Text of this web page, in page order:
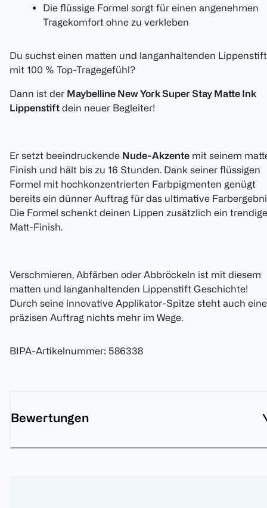
Die flüssige Formel sorgt für einen angenehmen
Tragekomfort ohne zu verkleben
Du suchst einen matten und langanhaltenden Lippenstift
mit 100 % Top-Tragegefühl?
Dann ist der Maybelline New York Super Stay Matte Ink
Lippenstift dein neuer Begleiter!
Er setzt beeindruckende Nude-Akzente mit seinem
Finish und hält bis zu 16 Stunden. Dank seiner flüssigen
Formel mit hochkonzentrierten Farbpigmenten genügt
bereits ein dünner Auftrag für das ultimative
Die Formel schenkt deinen Lippen zusätzlich ein
Matt-Finish.
Verschmieren, Abfärben oder Abbröckeln ist mit diesem
matten und langanhaltenden Lippenstift Geschichte!
Durch seine innovative Applikator-Spitze steht auch
präzisen Auftrag nichts mehr im Wege.
BIPA-Artikelnummer: 586338
Bewertungen